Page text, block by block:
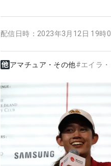
配信日時： 2023年3月12日 19時
アマチュア・その他#エイラ